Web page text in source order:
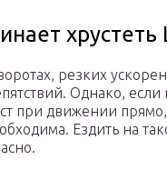
резких
Однако, если
при движении прямо,
Ездить на